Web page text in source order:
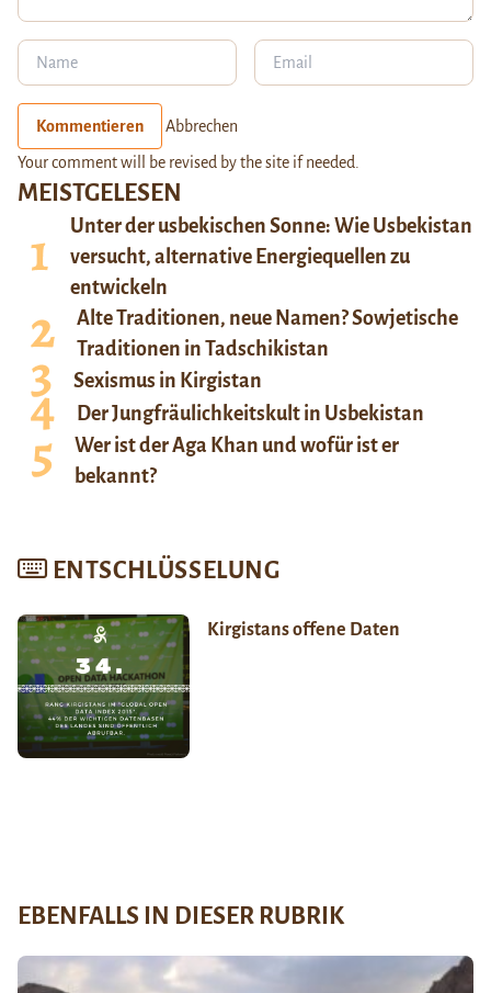
MEISTGELESEN
Unter der usbekischen Sonne: Wie Usbekistan
versucht, alternative Energiequellen zu
entwickeln
Alte Traditionen, neue Namen? Sowjetische
Traditionen in Tadschikistan
Sexismus in Kirgistan
Der Jungfräulichkeitskult in Usbekistan
Wer ist der Aga Khan und wofür ist er
bekannt?
ENTSCHLÜSSELUNG
Kirgistans offene Daten
Kommentieren Abbrechen
Your comment will be revised by the site if needed.
EBENFALLS IN DIESER RUBRIK